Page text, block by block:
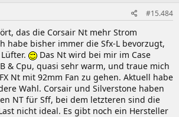
#15.484
das die Corsair Nt mehr Strom
habe bisher immer die Sfx-L bevorzugt,
Das Nt wird bei mir im Case
& Cpu, quasi sehr warm, und traue mich
Nt mit 92mm Fan zu gehen. Aktuell habe
Wahl. Corsair und Silverstone haben
NT für Sff, bei dem letzteren sind die
nicht ideal. Es gibt noch ein Hersteller